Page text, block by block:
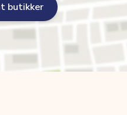
butikker